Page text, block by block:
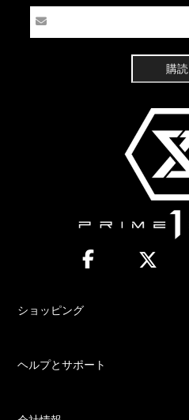
購読
ショッピング
ヘルプとサポート